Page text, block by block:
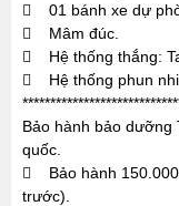
 01 bánh xe dự
 Mâm đúc.
 Hệ thống thắng:
 Hệ thống phun
Bảo hành bảo dưỡng
quốc.
 Bảo hành
trước).